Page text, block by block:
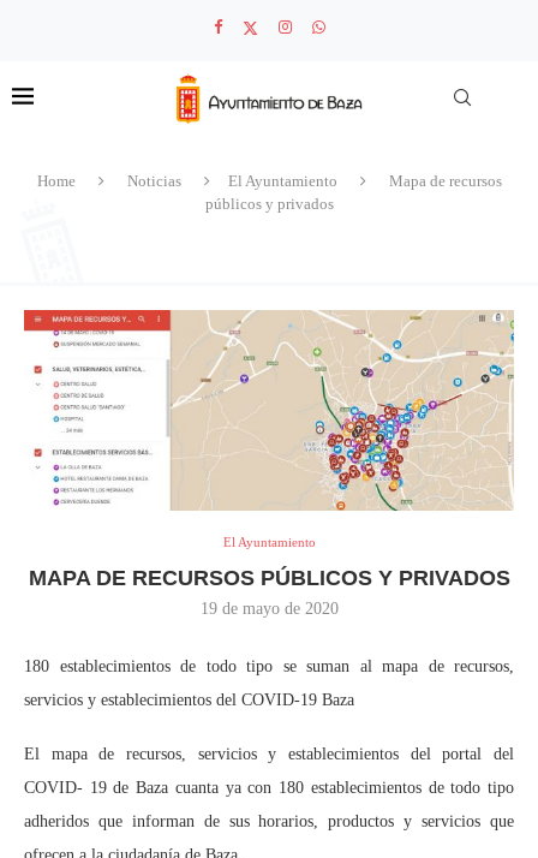
Home Noticias El Ayuntamiento
Mapa de recursos
públicos y privados
El Ayuntamiento
MAPA DE RECURSOS PÚBLICOS Y PRIVADOS
19 de mayo de 2020
180 establecimientos de todo tipo se suman al mapa de recursos,
servicios y establecimientos del COVID-19 Baza
El mapa de recursos, servicios y establecimientos del portal del
COVID- 19 de Baza cuanta ya con 180 establecimientos de todo tipo
adheridos que informan de sus horarios, productos y servicios que